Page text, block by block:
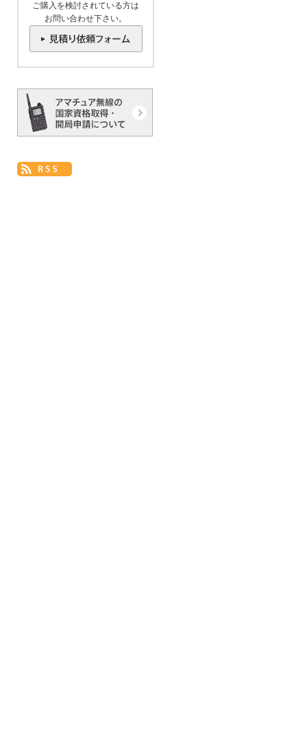
ご購入を検討されている方は
お問い合わせ下さい。